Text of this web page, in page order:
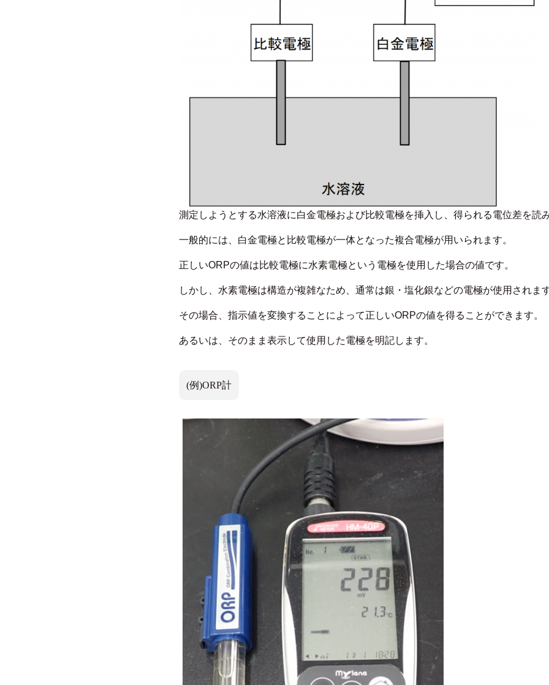
測定しようとする水溶液に白金電極および比較電極を挿入し、得られる電位差を読
一般的には、白金電極と比較電極が一体となった複合電極が用いられます。
正しいORPの値は比較電極に水素電極という電極を使用した場合の値です。
しかし、水素電極は構造が複雑なため、通常は銀・塩化銀などの電極が使用されま
その場合、指示値を変換することによって正しいORPの値を得ることができます。
あるいは、そのまま表示して使用した電極を明記します。
(例)ORP計